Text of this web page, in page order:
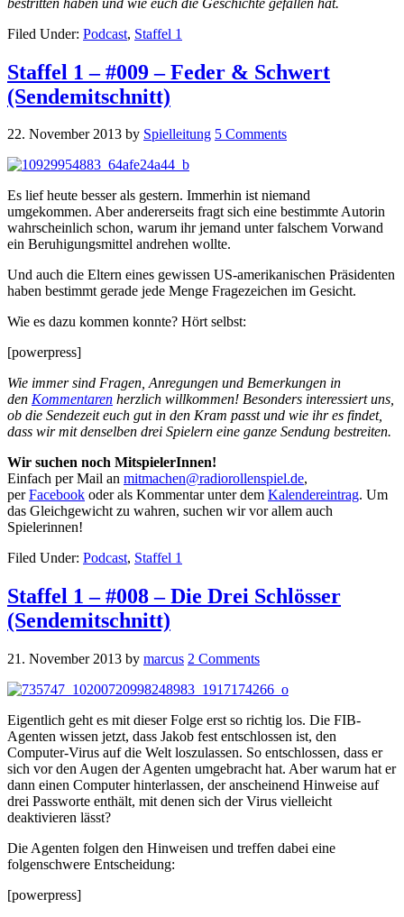
Filed Under: Podcast, Staffel 1
Staffel 1 – #009 – Feder & Schwert
(Sendemitschnitt)
22. November 2013 by Spielleitung 5 Comments
Es lief heute besser als gestern. Immerhin ist niemand
umgekommen. Aber andererseits fragt sich eine bestimmte Autorin
wahrscheinlich schon, warum ihr jemand unter falschem Vorwand
ein Beruhigungsmittel andrehen wollte.
Und auch die Eltern eines gewissen US-amerikanischen Präsidenten
haben bestimmt gerade jede Menge Fragezeichen im Gesicht.
Wie es dazu kommen konnte? Hört selbst:
[powerpress]
Wie immer sind Fragen, Anregungen und Bemerkungen in
den Kommentaren herzlich willkommen! Besonders interessiert uns,
ob die Sendezeit euch gut in den Kram passt und wie ihr es findet,
dass wir mit denselben drei Spielern eine ganze Sendung bestreiten.
Wir suchen noch MitspielerInnen!
Einfach per Mail an mitmachen@radiorollenspiel.de,
perFacebook oder als Kommentar unter dem Kalendereintrag. Um
das Gleichgewicht zu wahren, suchen wir vor allem auch
Spielerinnen!
Filed Under: Podcast, Staffel 1
Staffel 1 – #008 – Die Drei Schlösser
(Sendemitschnitt)
21. November 2013 by marcus 2 Comments
Eigentlich geht es mit dieser Folge erst so richtig los. Die FIB-
Agenten wissen jetzt, dass Jakob fest entschlossen ist, den
Computer-Virus auf die Welt loszulassen. So entschlossen, dass er
sich vor den Augen der Agenten umgebracht hat. Aber warum hat er
dann einen Computer hinterlassen, der anscheinend Hinweise auf
drei Passworte enthält, mit denen sich der Virus vielleicht
deaktivieren lässt?
Die Agenten folgen den Hinweisen und treffen dabei eine
folgenschwere Entscheidung:
[powerpress]